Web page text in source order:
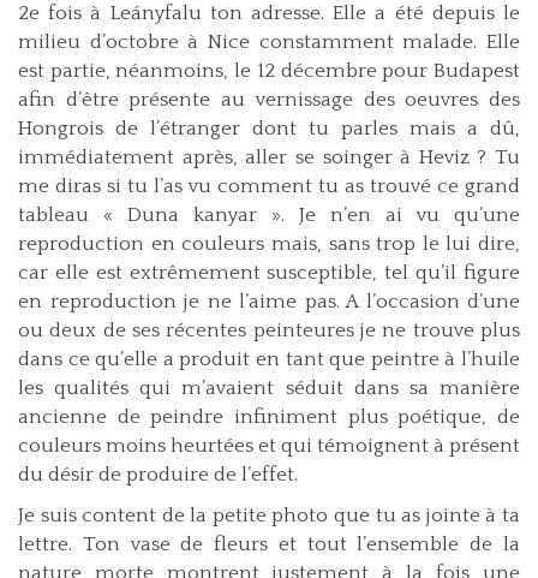
2e fois à Leányfalu ton adresse. Elle a été depuis le
milieu d’octobre à Nice constamment malade. Elle
est partie, néanmoins, le 12 décembre pour Budapest
afin d’être présente au vernissage des oeuvres des
Hongrois de l’étranger dont tu parles mais a dû,
immédiatement après, aller se soinger à Heviz ? Tu
me diras si tu l’as vu comment tu as trouvé ce grand
tableau « Duna kanyar ». Je n’en ai vu qu’une
reproduction en couleurs mais, sans trop le lui dire,
car elle est extrêmement susceptible, tel qu’il figure
en reproduction je ne l’aime pas. A l’occasion d’une
ou deux de ses récentes peinteures je ne trouve plus
dans ce qu’elle a produit en tant que peintre à l’huile
les qualités qui m’avaient séduit dans sa manière
ancienne de peindre infiniment plus poétique, de
couleurs moins heurtées et qui témoignent à présent
du désir de produire de l’effet.
Je suis content de la petite photo que tu as jointe à ta
lettre. Ton vase de fleurs et tout l’ensemble de la
nature morte montrent justement à la fois une